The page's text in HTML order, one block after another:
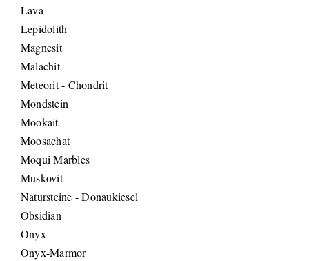
Lava
Lepidolith
Magnesit
Malachit
Meteorit - Chondrit
Mondstein
Mookait
Moosachat
Moqui Marbles
Muskovit
Natursteine - Donaukiesel
Obsidian
Onyx
Onyx-Marmor